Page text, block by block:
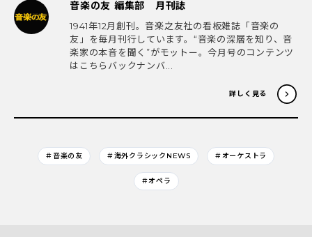
音楽の友 編集部 月刊誌
1941年12月創刊。音楽之友社の看板雑誌「音楽の
友」を毎月刊行しています。“音楽の深層を知り、音
楽家の本音を聞く”がモットー。今月号のコンテンツ
はこちらバックナンバ...
詳しく見る
＃音楽の友 ＃海外クラシックNEWS ＃オーケストラ
＃オペラ